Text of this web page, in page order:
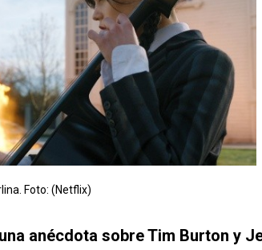
Foto: (Netflix)
una anécdota sobre Tim Burton y